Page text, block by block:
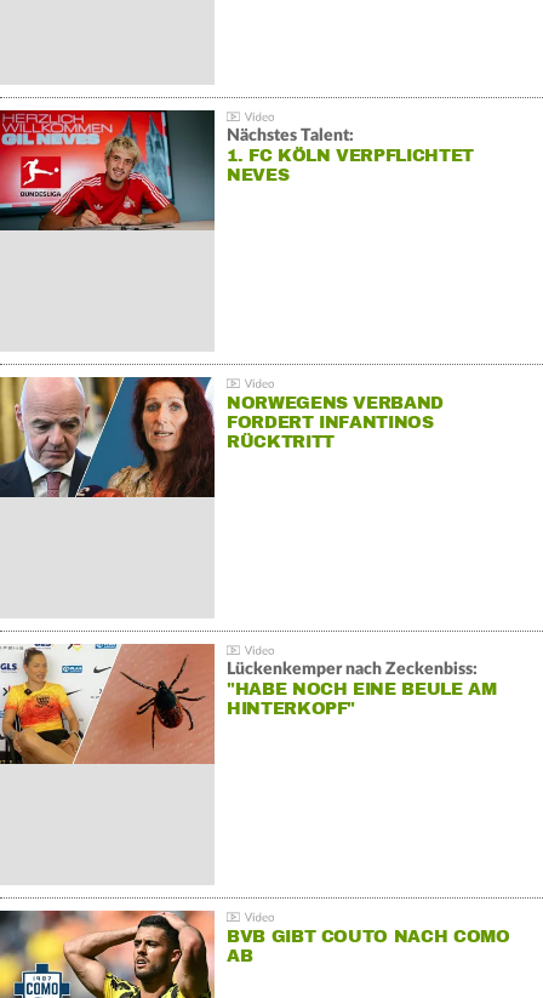
Nächstes Talent:
1. FC KÖLN VERPFLICHTET
NEVES
NORWEGENS VERBAND
FORDERT INFANTINOS
RÜCKTRITT
Lückenkemper nach Zeckenbiss:
"HABE NOCH EINE BEULE AM
HINTERKOPF"
BVB GIBT COUTO NACH COMO
AB